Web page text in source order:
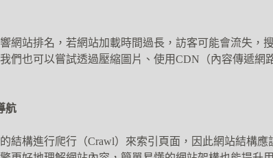
網站排名，若網站加載時間過長，訪客可能會流失，
們也可以嘗試透過壓縮圖片、使用CDN（內容傳遞網
航
結構進行爬行（Crawl）來索引頁面，因此網站結構